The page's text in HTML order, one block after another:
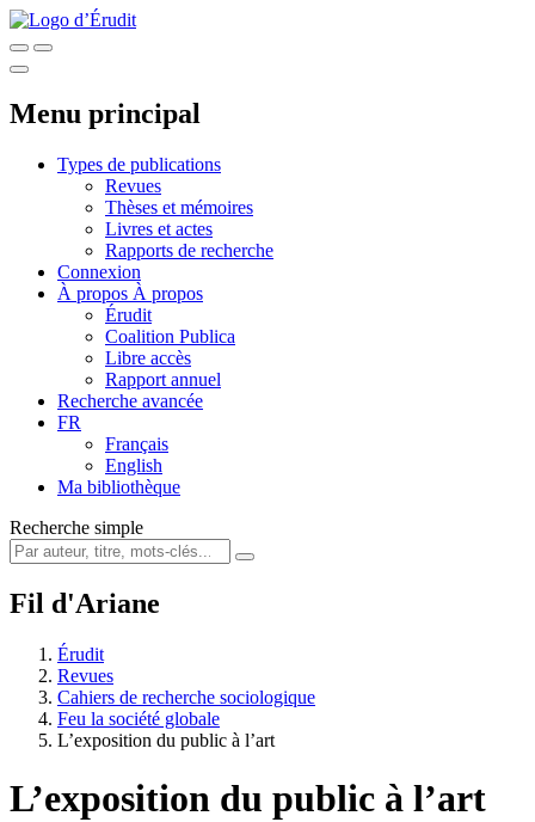
Menu principal
Types de publications
Revues
Thèses et mémoires
Livres et actes
Rapports de recherche
Connexion
À propos À propos
Érudit
Coalition Publica
Libre accès
Rapport annuel
Recherche avancée
FR
Français
English
Ma bibliothèque
Recherche simple
Fil d'Ariane
Érudit
Revues
Cahiers de recherche sociologique
Feu la société globale
L’exposition du public à l’art
L’exposition du public à l’art